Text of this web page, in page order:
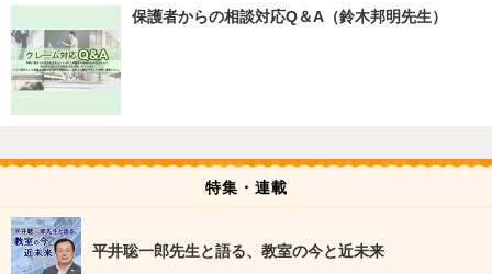
保護者からの相談対応Q＆A（鈴木邦明先生）
特集・連載
平井聡一郎先生と語る、教室の今と近未来